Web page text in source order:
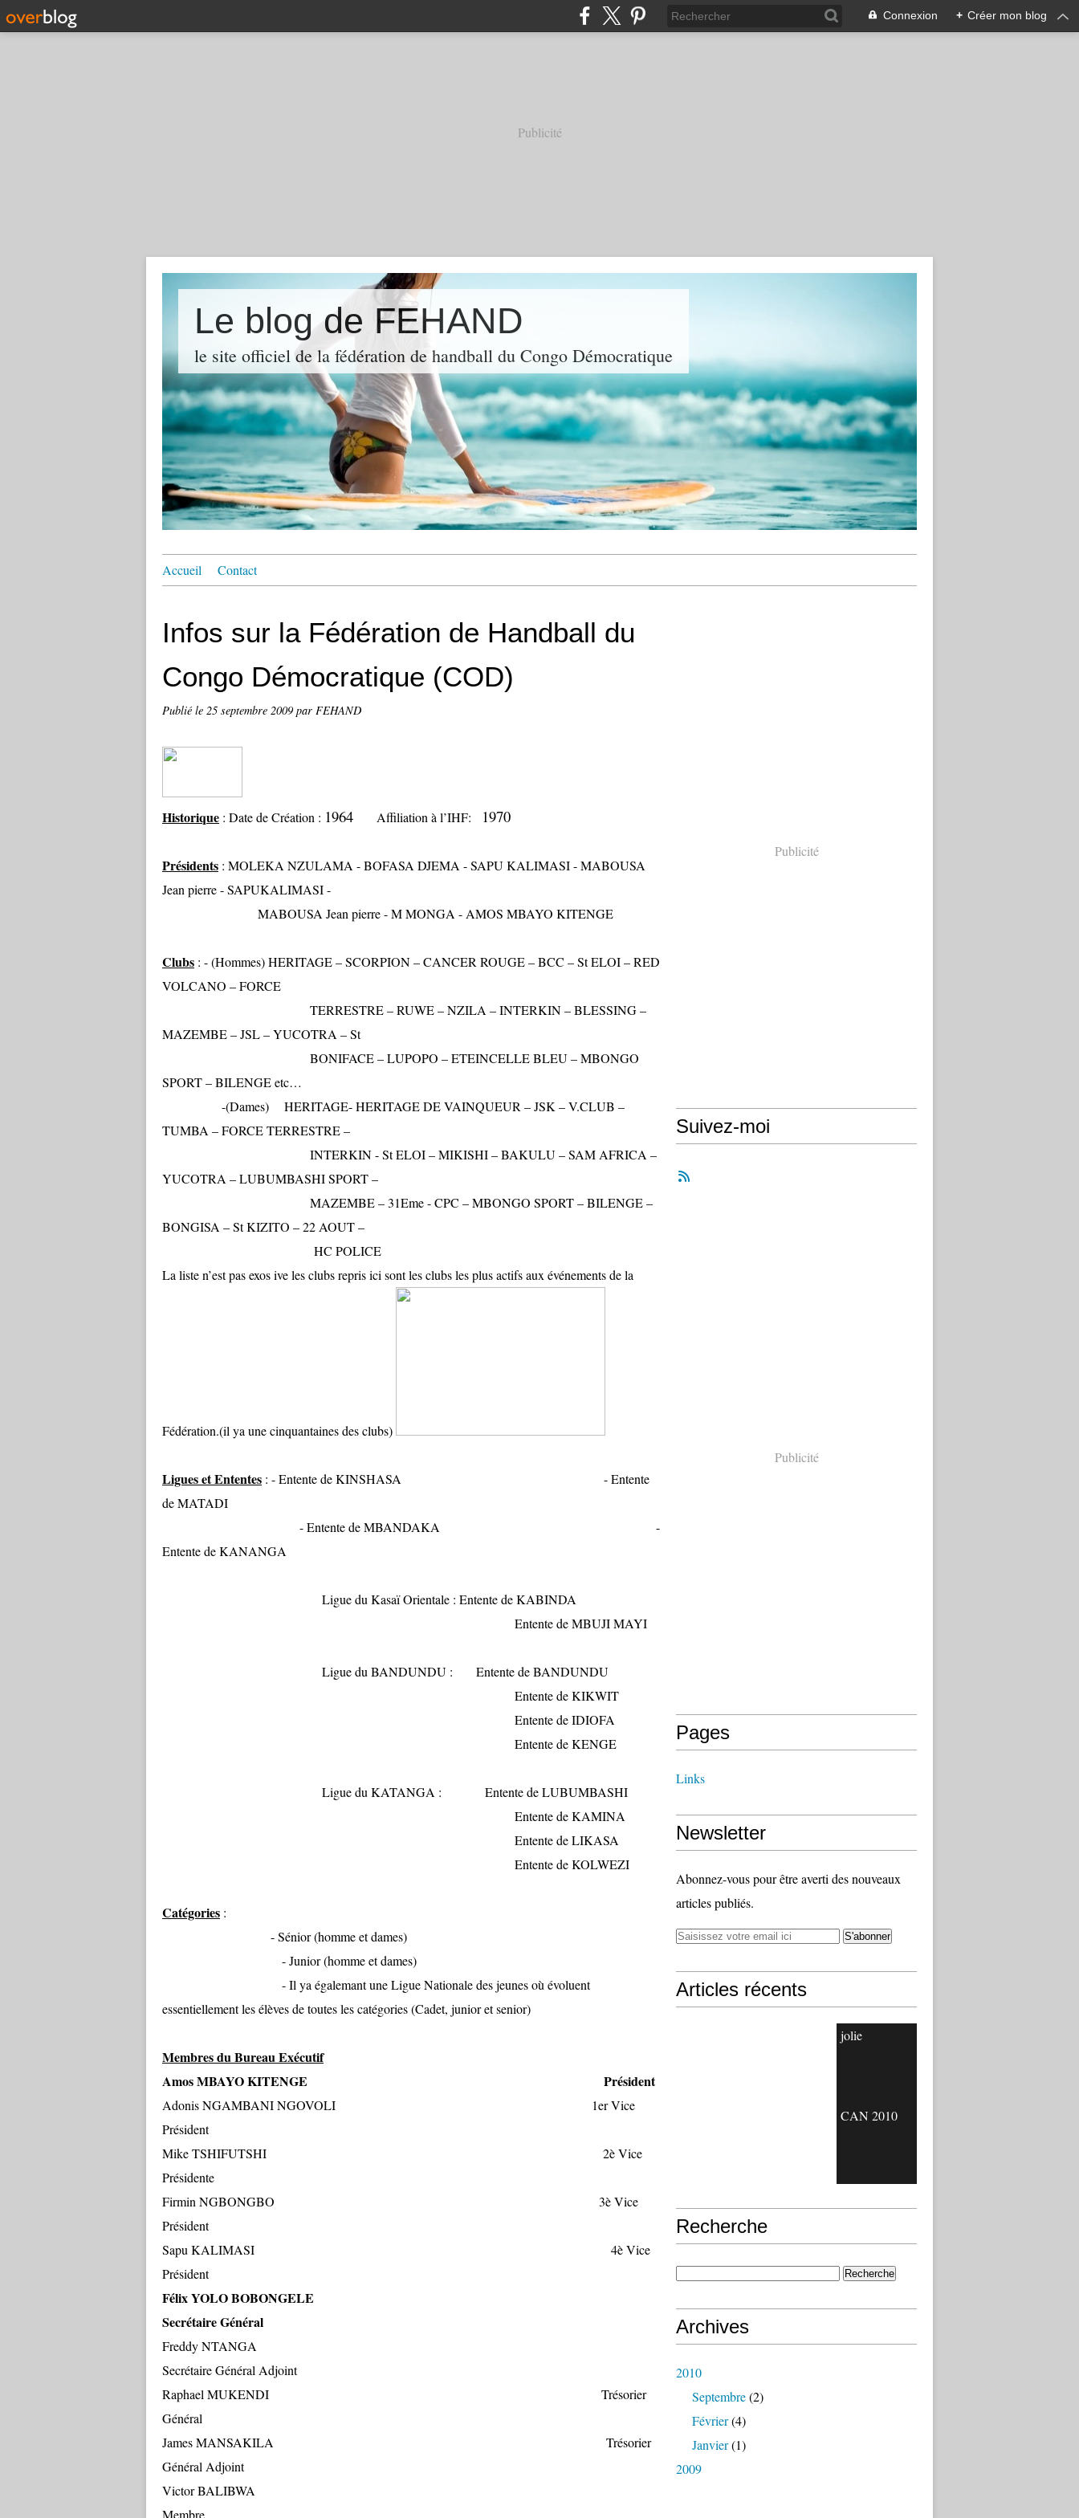
Connexion + Créer mon blog
Publicité
Le blog de FEHAND
le site officiel de la fédération de handball du Congo Démocratique
Accueil Contact
Infos sur la Fédération de Handball du
Congo Démocratique (COD)
Publié le 25 septembre 2009 par FEHAND
Historique : Date de Création : 1964 Affiliation à l’IHF: 1970
Présidents : MOLEKA NZULAMA - BOFASA DJEMA - SAPU KALIMASI - MABOUSA
Jean pierre - SAPUKALIMASI -
MABOUSA Jean pierre - M MONGA - AMOS MBAYO KITENGE
Clubs : - (Hommes) HERITAGE – SCORPION – CANCER ROUGE – BCC – St ELOI – RED
VOLCANO – FORCE
TERRESTRE – RUWE – NZILA – INTERKIN – BLESSING –
MAZEMBE – JSL – YUCOTRA – St
BONIFACE – LUPOPO – ETEINCELLE BLEU – MBONGO
SPORT – BILENGE etc…
-(Dames) HERITAGE- HERITAGE DE VAINQUEUR – JSK – V.CLUB –
TUMBA – FORCE TERRESTRE –
INTERKIN - St ELOI – MIKISHI – BAKULU – SAM AFRICA –
YUCOTRA – LUBUMBASHI SPORT –
MAZEMBE – 31Eme - CPC – MBONGO SPORT – BILENGE –
BONGISA – St KIZITO – 22 AOUT –
HC POLICE
La liste n’est pas exos ive les clubs repris ici sont les clubs les plus actifs aux événements de la
Fédération.(il ya une cinquantaines des clubs)
Ligues et Ententes : - Entente de KINSHASA - Entente
de MATADI
- Entente de MBANDAKA -
Entente de KANANGA
Ligue du Kasaï Orientale : Entente de KABINDA
Entente de MBUJI MAYI
Ligue du BANDUNDU : Entente de BANDUNDU
Entente de KIKWIT
Entente de IDIOFA
Entente de KENGE
Ligue du KATANGA : Entente de LUBUMBASHI
Entente de KAMINA
Entente de LIKASA
Entente de KOLWEZI
Catégories :
- Sénior (homme et dames)
- Junior (homme et dames)
- Il ya égalemant une Ligue Nationale des jeunes où évoluent
essentiellement les élèves de toutes les catégories (Cadet, junior et senior)
Membres du Bureau Exécutif
Amos MBAYO KITENGE Président
Adonis NGAMBANI NGOVOLI 1er Vice
Président
Mike TSHIFUTSHI 2è Vice
Présidente
Firmin NGBONGBO 3è Vice
Président
Sapu KALIMASI 4è Vice
Président
Félix YOLO BOBONGELE
Secrétaire Général
Freddy NTANGA
Secrétaire Général Adjoint
Raphael MUKENDI Trésorier
Général
James MANSAKILA Trésorier
Général Adjoint
Victor BALIBWA
Membre
Publicité
Suivez-moi
Publicité
Pages
Links
Newsletter
Abonnez-vous pour être averti des nouveaux
articles publiés.
Articles récents
jolie
CAN 2010
Recherche
Archives
2010
Septembre(2)
Février(4)
Janvier(1)
2009